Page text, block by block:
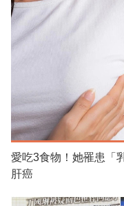
愛吃3食物！她罹患「
肝癌